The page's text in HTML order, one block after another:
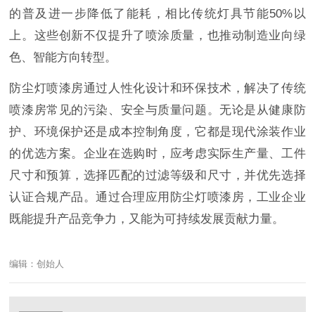
的普及进一步降低了能耗，相比传统灯具节能50%以
上。这些创新不仅提升了喷涂质量，也推动制造业向绿
色、智能方向转型。
防尘灯喷漆房通过人性化设计和环保技术，解决了传统
喷漆房常见的污染、安全与质量问题。无论是从健康防
护、环境保护还是成本控制角度，它都是现代涂装作业
的优选方案。企业在选购时，应考虑实际生产量、工件
尺寸和预算，选择匹配的过滤等级和尺寸，并优先选择
认证合规产品。通过合理应用防尘灯喷漆房，工业企业
既能提升产品竞争力，又能为可持续发展贡献力量。
编辑：创始人